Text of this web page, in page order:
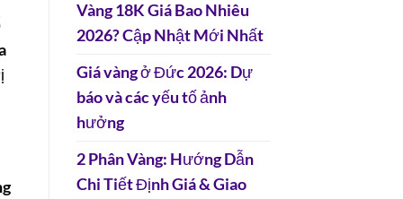
Vàng 18K Giá Bao Nhiêu
2026? Cập Nhật Mới Nhất
Giá vàng ở Đức 2026: Dự
báo và các yếu tố ảnh
hưởng
2 Phân Vàng: Hướng Dẫn
Chi Tiết Định Giá & Giao